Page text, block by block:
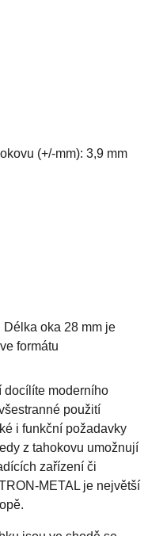
(+/-mm): 3,9 mm
oka 28 mm je
formátu
docílíte moderního
použití
i funkční požadavky
z tahokovu umožnují
zařízení či
METAL je největší